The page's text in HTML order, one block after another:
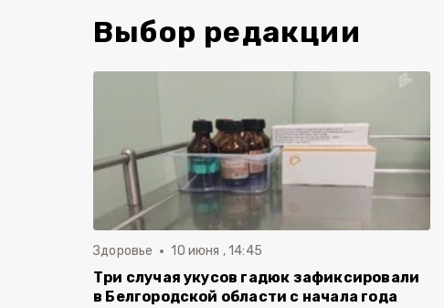
Выбор редакции
Здоровье 10 июня , 14:45
Три случая укусов гадюк зафиксировали
в Белгородской области с начала года